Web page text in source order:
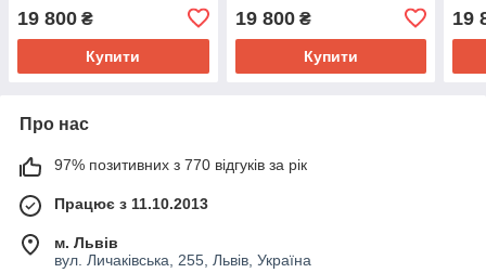
19 800 ₴
Купити
19 800₴
Купити
19
Про нас
97% позитивних з 770 відгуків за рік
Працює з 11.10.2013
м. Львів
вул. Личаківська, 255, Львів, Україна